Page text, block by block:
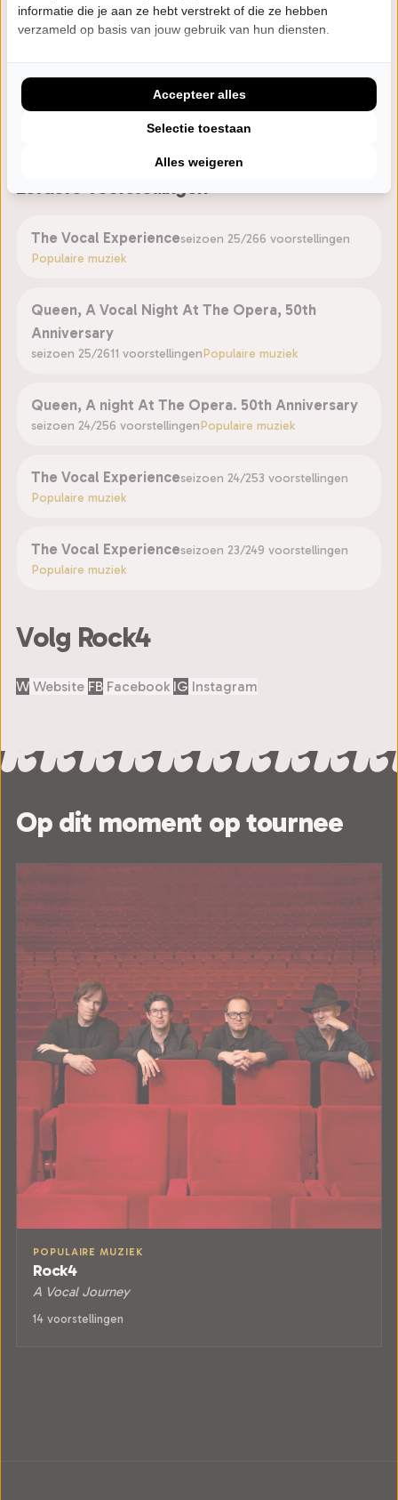
Dit seizoen tourt Rock4 door Nederland, Duitsland,
voorstellingen, "The Vocal Experience" en "Queen, A
Vocal Night At The Opera, 50th Anniversary". Ook zijn
ze een vast onderdeel van "Legends Remastered".
Eerdere voorstellingen
The Vocal Experienceseizoen 25/266 voorstellingen
Populaire muziek
Queen, A Vocal Night At The Opera, 50th
Anniversary
seizoen 25/2611 voorstellingenPopulaire muziek
Queen, A night At The Opera. 50th Anniversary
seizoen 24/256 voorstellingenPopulaire muziek
The Vocal Experienceseizoen 24/253 voorstellingen
Populaire muziek
The Vocal Experienceseizoen 23/249 voorstellingen
Populaire muziek
Volg Rock4
W Website FB Facebook IG Instagram
Op dit moment op tournee
POPULAIRE MUZIEK
Rock4
A Vocal Journey
14 voorstellingen
informatie die je aan ze hebt verstrekt of die ze hebben
verzameld op basis van jouw gebruik van hun diensten.
Alles weigeren
Selectie toestaan
Accepteer alles